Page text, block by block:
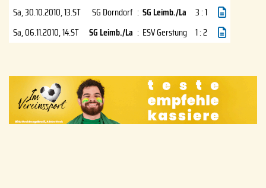
Sa, 30.10.2010, 13.ST SG Dorndorf : SG Leimb./La
3 : 1
Sa, 06.11.2010, 14.ST SG Leimb./La : ESV Gerstung 1 : 2